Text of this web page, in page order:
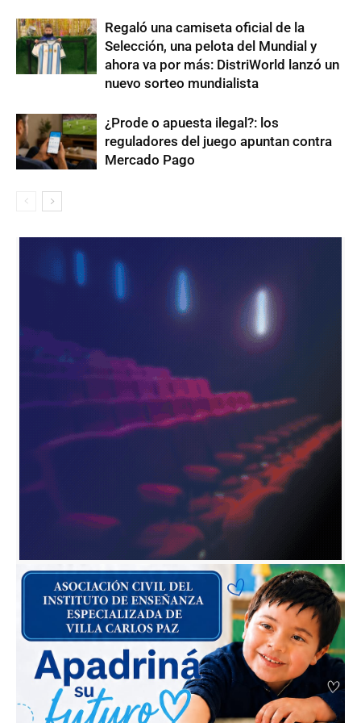
Regaló una camiseta oficial de la
Selección, una pelota del Mundial y
ahora va por más: DistriWorld lanzó un
nuevo sorteo mundialista
¿Prode o apuesta ilegal?: los
reguladores del juego apuntan contra
Mercado Pago